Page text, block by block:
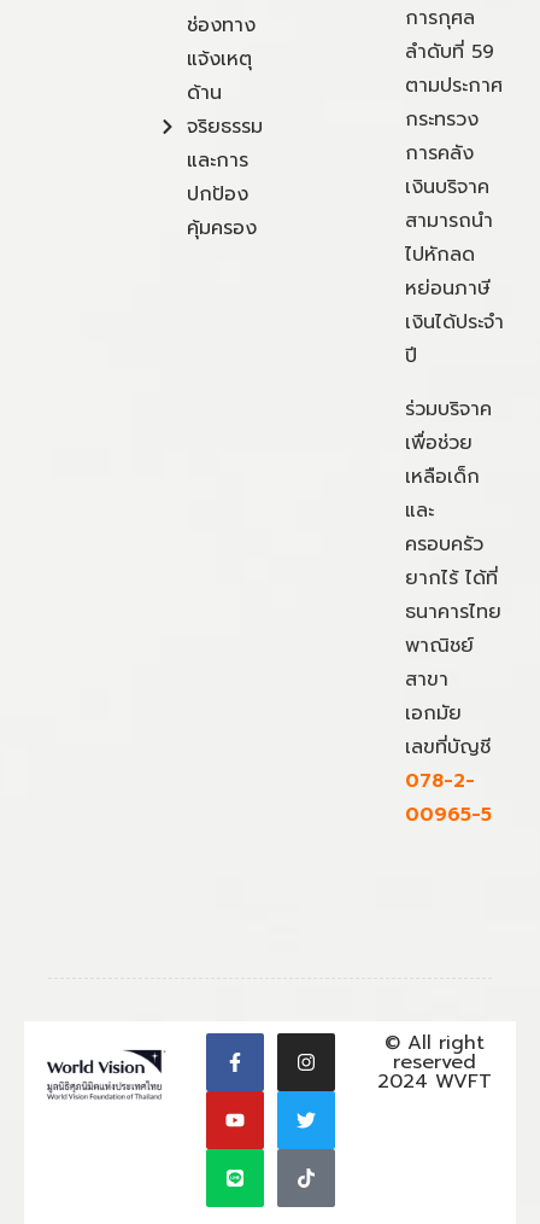
ช่องทาง
แจ้งเหตุ
ด้าน
จริยธรรม
และการ
ปกป้อง
คุ้มครอง
การกุศล
ลำดับที่ 59
ตามประกาศ
กระทรวง
การคลัง
เงินบริจาค
สามารถนำ
ไปหักลด
หย่อนภาษี
เงินได้ประจำ
ปี
ร่วมบริจาค
เพื่อช่วย
เหลือเด็ก
และ
ครอบครัว
ยากไร้ ได้ที่
ธนาคารไทย
พาณิชย์
สาขา
เอกมัย
เลขที่บัญชี
078-2-
00965-5
© All right
reserved
2024 WVFT